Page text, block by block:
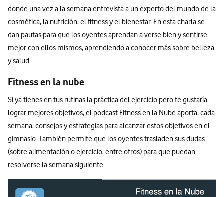
donde una vez a la semana entrevista a un experto del mundo de la
cosmética, la nutrición, el fitness y el bienestar. En esta charla se
dan pautas para que los oyentes aprendan a verse bien y sentirse
mejor con ellos mismos, aprendiendo a conocer más sobre belleza
y salud.
Fitness en la nube
Si ya tienes en tus rutinas la práctica del ejercicio pero te gustaría
lograr mejores objetivos, el podcast Fitness en la Nube aporta, cada
semana, consejos y estrategias para alcanzar estos objetivos en el
gimnasio. También permite que los oyentes trasladen sus dudas
(sobre alimentación o ejercicio, entre otros) para que puedan
resolverse la semana siguiente.